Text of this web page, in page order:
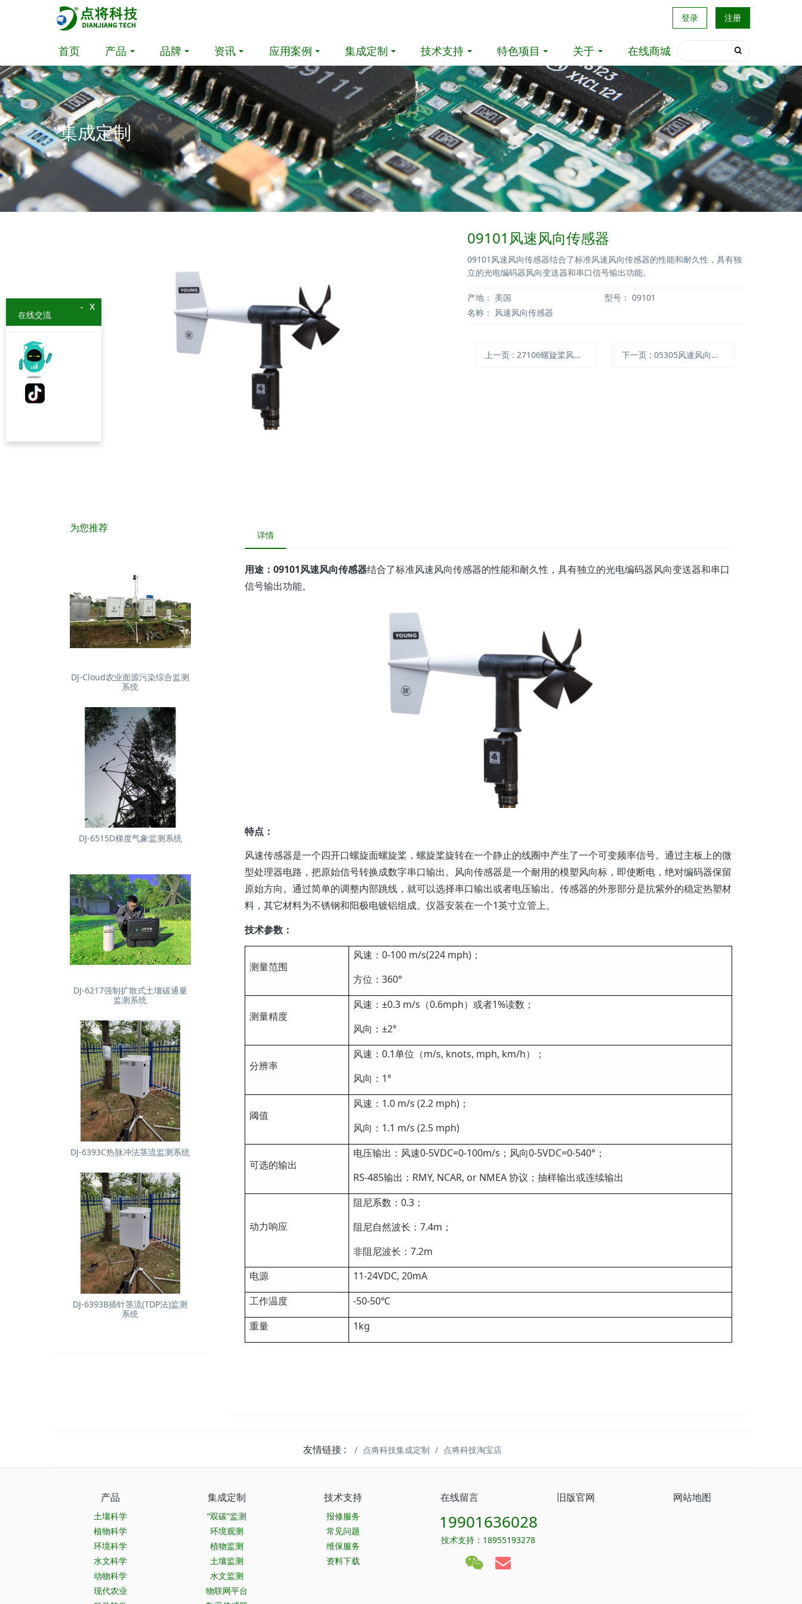
登录 注册
首页 产品 品牌 资讯 应用案例 集成定制 技术支持 特色项目 关于 在线商城
集成定制
09101风速风向传感器
09101风速风向传感器结合了标准风速风向传感器的性能和耐久性，具有独
立的光电编码器风向变送器和串口信号输出功能。
产地： 美国 型号： 09101
名称：
风速风向传感器
上一页 : 27106螺旋桨风速计 下一页 : 05305风速风向传感器
详情
用途：09101风速风向传感器结合了标准风速风向传感器的性能和耐久性，具有独立的光电编码器风向变送器和串口
信号输出功能。
特点：
风速传感器是一个四开口螺旋面螺旋桨，螺旋桨旋转在一个静止的线圈中产生了一个可变频率信号。通过主板上的微
型处理器电路，把原始信号转换成数字串口输出。风向传感器是一个耐用的模塑风向标，即使断电，绝对编码器保留
原始方向。通过简单的调整内部跳线，就可以选择串口输出或者电压输出。传感器的外形部分是抗紫外的稳定热塑材
料，其它材料为不锈钢和阳极电镀铝组成。仪器安装在一个1英寸立管上。
技术参数：
测量范围
风速：0-100 m/s(224 mph)；
方位：360°
测量精度
风速：±0.3 m/s（0.6mph）或者1%读数；
风向：±2°
分辨率
风速：0.1单位（m/s, knots, mph, km/h）；
风向：1°
阈值
风速：1.0 m/s (2.2 mph)；
风向：1.1 m/s (2.5 mph)
可选的输出
电压输出：风速0-5VDC=0-100m/s；风向0-5VDC=0-540°；
RS-485输出：RMY, NCAR, or NMEA 协议；抽样输出或连续输出
动力响应
阻尼系数：0.3；
阻尼自然波长：7.4m；
非阻尼波长：7.2m
电源
11-24VDC, 20mA
工作温度
-50-50℃
重量
1kg
为您推荐
DJ-Cloud农业面源污染综合监测
系统
DJ-6515D梯度气象监测系统
DJ-6217强制扩散式土壤碳通量
监测系统
DJ-6393C热脉冲法茎流监测系统
DJ-6393B插针茎流(TDP法)监测
系统
友情链接 : 点将科技集成定制 点将科技淘宝店
产品
土壤科学
植物科学
环境科学
水文科学
动物科学
现代农业
集成定制
“双碳”监测
环境观测
植物监测
土壤监测
水文监测
物联网平台
技术支持
报修服务
常见问题
维保服务
资料下载
在线留言 旧版官网 网站地图
19901636028
技术支持：18955193278
x
-
在线交流